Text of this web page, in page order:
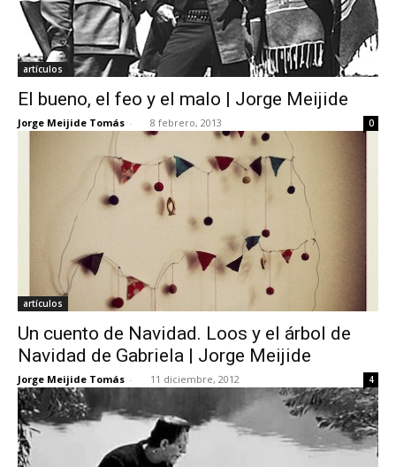
artículos
El bueno, el feo y el malo | Jorge Meijide
Jorge Meijide Tomás - 8 febrero, 2013 0
artículos
Un cuento de Navidad. Loos y el árbol de
Navidad de Gabriela | Jorge Meijide
Jorge Meijide Tomás - 11 diciembre, 2012 4